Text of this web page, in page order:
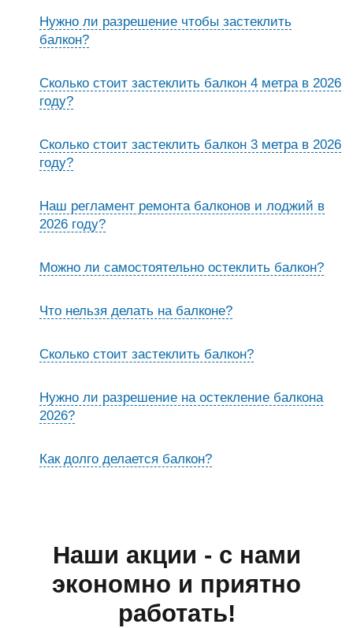
Нужно ли разрешение чтобы застеклить
балкон?
Сколько стоит застеклить балкон 4 метра в 2026
году?
Сколько стоит застеклить балкон 3 метра в 2026
году?
Наш регламент ремонта балконов и лоджий в
2026 году?
Можно ли самостоятельно остеклить балкон?
Что нельзя делать на балконе?
Сколько стоит застеклить балкон?
Нужно ли разрешение на остекление балкона
2026?
Как долго делается балкон?
Наши акции - с нами
экономно и приятно
работать!